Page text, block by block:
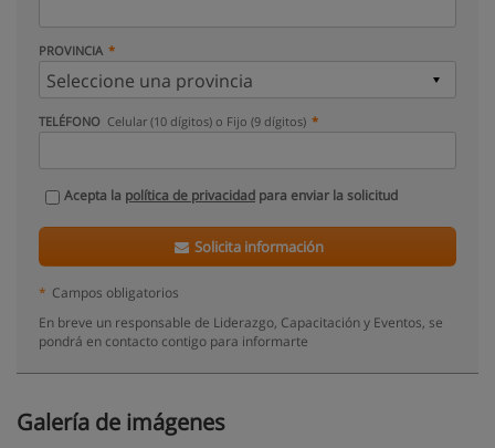
PROVINCIA
TELÉFONO Celular (10 dígitos) o Fijo (9 dígitos)
Acepta la política de privacidad para enviar la solicitud
Solicita información
* Campos obligatorios
En breve un responsable de Liderazgo, Capacitación y Eventos, se
pondrá en contacto contigo para informarte
Galería de imágenes